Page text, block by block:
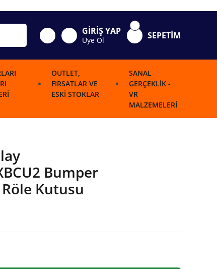
GİRİŞ YAP
Üye Ol SEPETİM
OUTLET,
FIRSATLAR VE
ESKI STOKLAR
SANAL
GERÇEKLIK -
VR
MALZEMELERI
Bumper
Kutusu